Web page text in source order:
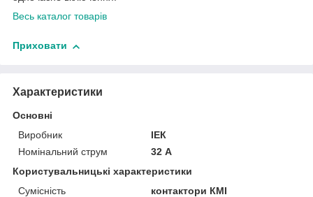
Весь каталог товарів
Приховати
Характеристики
Основні
Виробник
ІЕК
Номінальний струм
32 А
Користувальницькі характеристики
Сумісність
контактори КМІ